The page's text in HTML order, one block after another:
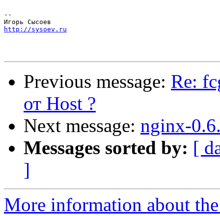
--
http://sysoev.ru
Previous message: Re:
от Host ?
Next message: nginx-
Messages sorted by: [
]
More information about